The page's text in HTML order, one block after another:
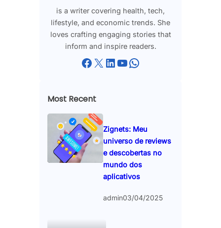
is a writer covering health, tech,
lifestyle, and economic trends. She
loves crafting engaging stories that
inform and inspire readers.
Facebook X LinkedIn YouTube WhatsApp
Most Recent
Zignets: Meu
universo de reviews
e descobertas no
mundo dos
aplicativos
admin03/04/2025